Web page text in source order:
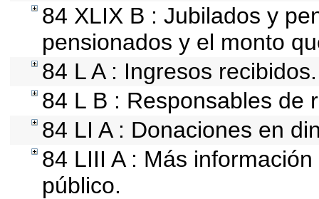
84 XLIX B : Jubilados y
pensionados y el monto
84 L A : Ingresos recibidos.
84 L B : Responsables de
84 LI A : Donaciones en
84 LIII A : Más
público.